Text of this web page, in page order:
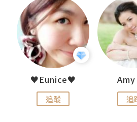
♥Eunice♥
追蹤 追